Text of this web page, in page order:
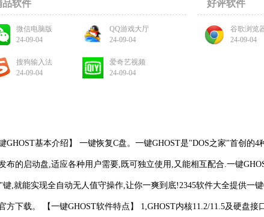
品软件
微信电脑版
24-09-04
QQ游戏大厅
24-09-04
搜狗输入法
24-09-04
爱奇艺视频
24-09-04
好评软件
谷歌浏览
24-09-04
键GHOST基本介绍】 一键恢复C盘。一键GHOST是"DOS之家"首创的
布的启动盘,适应各种用户需要,既可独立使用,又能相互配合.一键
,就能实现全自动无人值守操作,让你一爽到底!2345软件大全提供一
方下载。 【一键GHOST软件特点】 1,GHOST内核11.2/11.5及硬盘接